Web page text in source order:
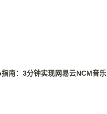
南：3分钟实现网易云NCM音